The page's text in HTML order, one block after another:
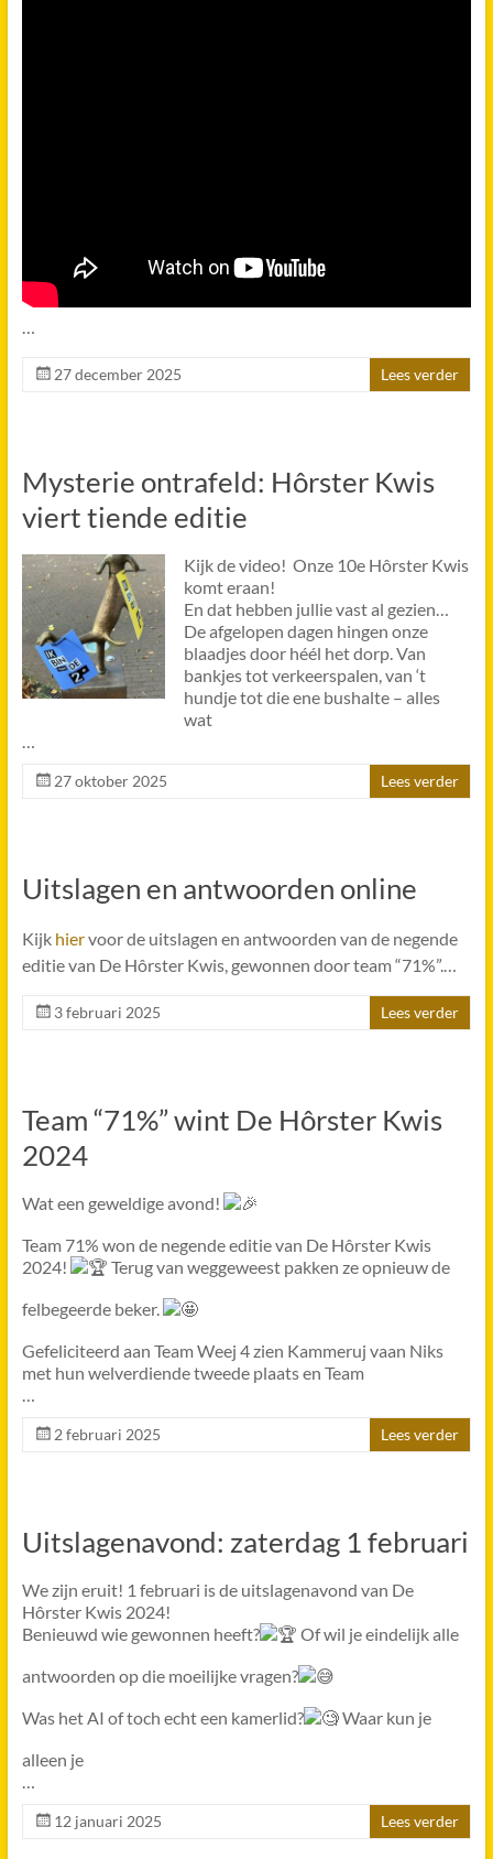
…
27 december 2025 Lees verder
Mysterie ontrafeld: Hôrster Kwis
viert tiende editie
Kijk de video! Onze 10e Hôrster Kwis
komt eraan!
En dat hebben jullie vast al gezien…
De afgelopen dagen hingen onze
blaadjes door héél het dorp. Van
bankjes tot verkeerspalen, van ‘t
hundje tot die ene bushalte – alles
wat
…
27 oktober 2025 Lees verder
Uitslagen en antwoorden online
Kijk hiervoor de uitslagen en antwoorden van de negende
editie van De Hôrster Kwis, gewonnen door team “71%”.…
3 februari 2025 Lees verder
Team “71%” wint De Hôrster Kwis
2024
Wat een geweldige avond!
Team 71% won de negende editie van De Hôrster Kwis
2024!
Terug van weggeweest pakken ze opnieuw de
felbegeerde beker.
Gefeliciteerd aan Team Weej 4 zien Kammeruj vaan Niks
met hun welverdiende tweede plaats en Team
…
2 februari 2025 Lees verder
Uitslagenavond: zaterdag 1 februari
We zijn eruit! 1 februari is de uitslagenavond van De
Hôrster Kwis 2024!
Benieuwd wie gewonnen heeft?
Of wil je eindelijk alle
antwoorden op die moeilijke vragen?
Was het AI of toch echt een kamerlid?
Waar kun je
alleen je
…
12 januari 2025 Lees verder